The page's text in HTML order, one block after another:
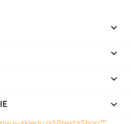



keyboard_arrow_down